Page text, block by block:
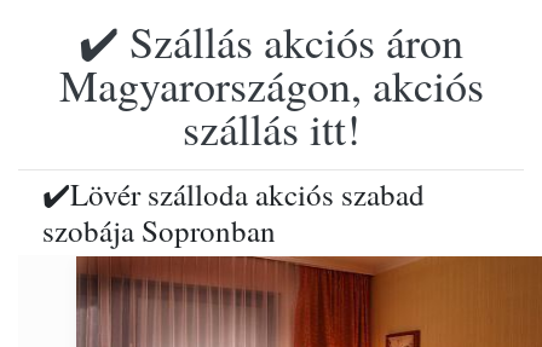
✔️ Szállás akciós áron
Magyarországon, akciós
szállás itt!
✔️Lövér szálloda akciós szabad
szobája Sopronban